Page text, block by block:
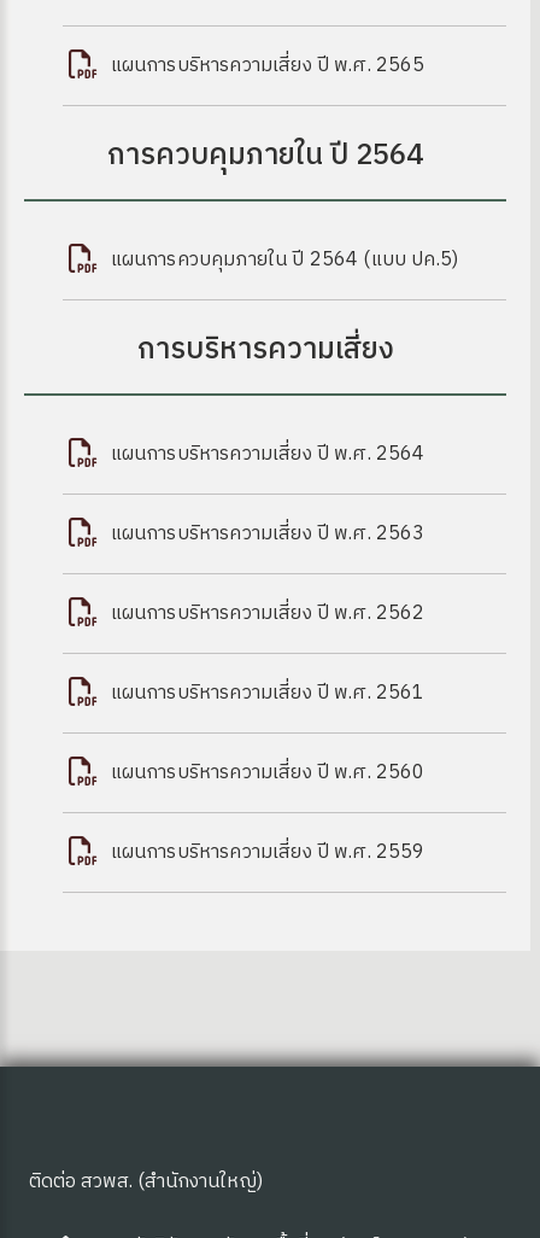
แผนการบริหารความเสี่ยง ปี พ.ศ. 2565
การควบคุมภายใน ปี 2564
แผนการควบคุมภายใน ปี 2564 (แบบ ปค.5)
การบริหารความเสี่ยง
แผนการบริหารความเสี่ยง ปี พ.ศ. 2564
แผนการบริหารความเสี่ยง ปี พ.ศ. 2563
แผนการบริหารความเสี่ยง ปี พ.ศ. 2562
แผนการบริหารความเสี่ยง ปี พ.ศ. 2561
แผนการบริหารความเสี่ยง ปี พ.ศ. 2560
แผนการบริหารความเสี่ยง ปี พ.ศ. 2559
ติดต่อ สวพส. (สำนักงานใหญ่)